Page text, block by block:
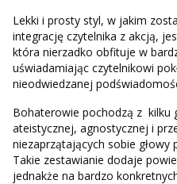
Lekki i prosty styl, w jakim
integrację czytelnika z akcją,
która nierzadko obfituje w
uświadamiając czytelnikowi
nieodwiedzanej
Bohaterowie pochodzą z kilku
ateistycznej, agnostycznej i
niezaprzątających sobie
Takie zestawianie dodaje
jednakże na bardzo